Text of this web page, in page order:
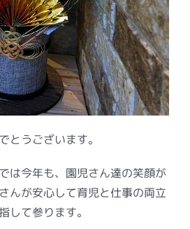
とうございます。
は今年も、園児さん達の笑顔が
んが安心して育児と仕事の両立
して参ります。